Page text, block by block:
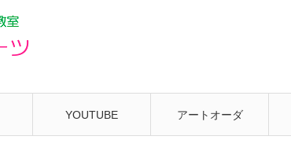
YOUTUBE アートオーダ